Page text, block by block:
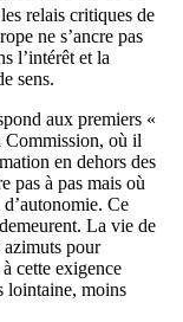
relais critiques de
ne s’ancre pas
l’intérêt et la
sens.
aux premiers «
Commission, où il
en dehors des
pas à pas mais où
Ce
La vie de
pour
cette exigence
lointaine, moins